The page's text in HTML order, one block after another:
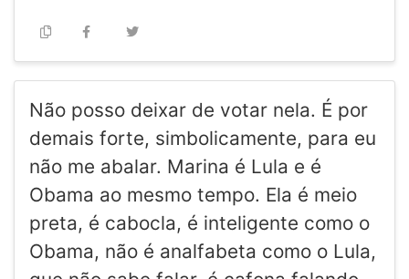
Não posso deixar de votar nela. É por
demais forte, simbolicamente, para eu
não me abalar. Marina é Lula e é
Obama ao mesmo tempo. Ela é meio
preta, é cabocla, é inteligente como o
Obama, não é analfabeta como o Lula,